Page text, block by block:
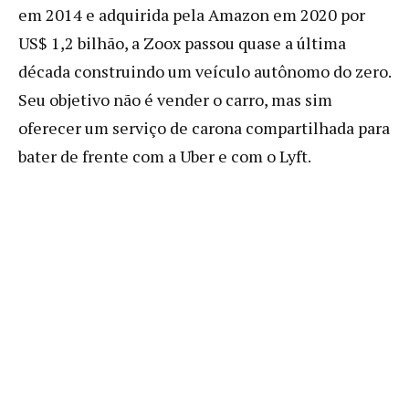
em 2014 e adquirida pela Amazon em 2020 por
US$ 1,2 bilhão, a Zoox passou quase a última
década construindo um veículo autônomo do zero.
Seu objetivo não é vender o carro, mas sim
oferecer um serviço de carona compartilhada para
bater de frente com a Uber e com o Lyft.